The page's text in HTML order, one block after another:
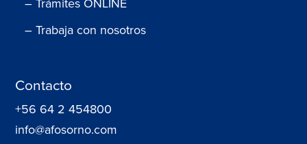
– Trabaja con nosotros
Contacto
+56 64 2 454800
info@afosorno.com